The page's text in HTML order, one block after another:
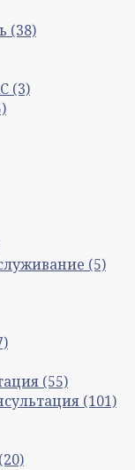
(38)
(3)
(5)
(55)
(101)
(20)